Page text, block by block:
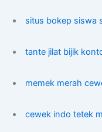
situs bokep siswa
tante jilat bijik
memek merah
cewek indo tetek